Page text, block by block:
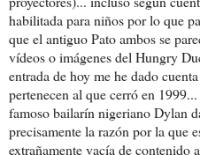
habilitada para niños por lo que
que el antiguo Pato ambos se
vídeos o imágenes del Hungry
entrada de hoy me he dado
pertenecen al que cerró en
famoso bailarín nigeriano Dylan
precisamente la razón por la que
extrañamente vacía de contenido